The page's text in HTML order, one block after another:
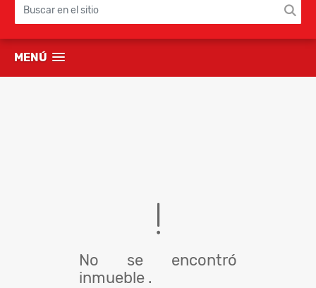
MENÚ
No se encontró
inmueble .